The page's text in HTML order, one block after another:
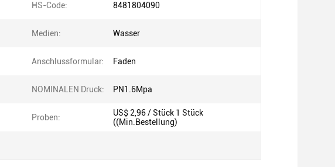
HS-Code: 8481804090
Medien: Wasser
Anschlussformular: Faden
NOMINALEN Druck: PN1.6Mpa
Proben:
US$ 2,96 / Stück 1 Stück
((Min.Bestellung)